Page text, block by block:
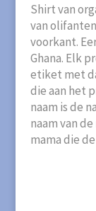
Shirt van
van
voorkant.
Ghana. Elk
etiket met
die aan het
naam is de
naam van
mama die